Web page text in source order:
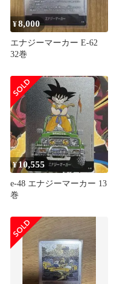
¥8,000
エナジーマーカー E-62
32巻
¥10,555
e-48 エナジーマーカー 13
巻